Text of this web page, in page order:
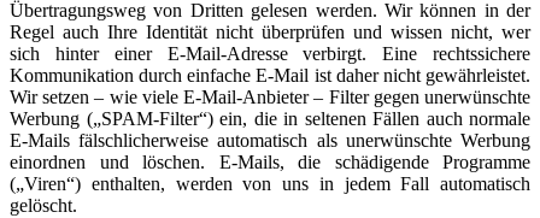
Übertragungsweg von Dritten gelesen werden. Wir können in der
Regel auch Ihre Identität nicht überprüfen und wissen nicht, wer
sich hinter einer E-Mail-Adresse verbirgt. Eine rechtssichere
Kommunikation durch einfache E-Mail ist daher nicht gewährleistet.
Wir setzen – wie viele E-Mail-Anbieter – Filter gegen unerwünschte
Werbung („SPAM-Filter“) ein, die in seltenen Fällen auch normale
E-Mails fälschlicherweise automatisch als unerwünschte Werbung
einordnen und löschen. E-Mails, die schädigende Programme
(„Viren“) enthalten, werden von uns in jedem Fall automatisch
gelöscht.